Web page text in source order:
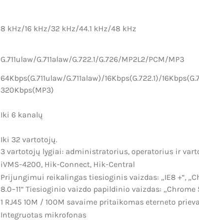
8 kHz/16 kHz/32 kHz/44.1 kHz/48 kHz
G.711ulaw/G.711alaw/G.722.1/G.726/MP2L2/PCM/MP3
64Kbps(G.711ulaw/G.711alaw)/16Kbps(G.722.1)/
320Kbps(MP3)
Iki 6 kanalų
Iki 32 vartotojų.
3 vartotojų lygiai: administratorius, operatorius ir
iVMS-4200, Hik-Connect, Hik-Central
Prijungimui reikalingas tiesioginis vaizdas: „IE8 +“,
8.0–11“ Tiesioginio vaizdo papildinio vaizdas:
1 RJ45 10M / 100M savaime pritaikomas eterneto
Integruotas mikrofonas